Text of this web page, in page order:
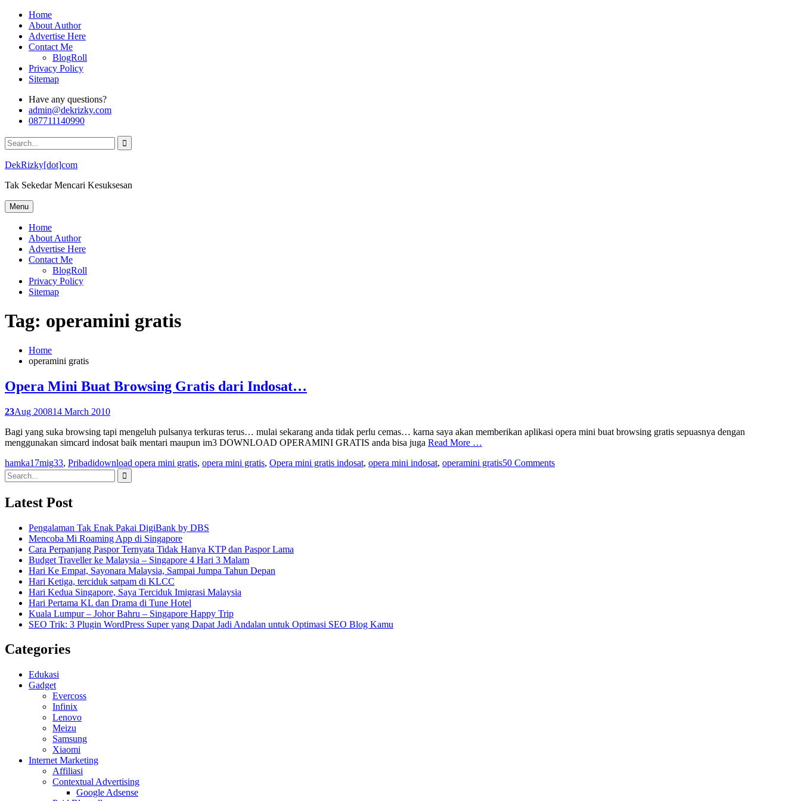
Skip
content
Home
About Author
Advertise Here
Contact Me
BlogRoll
Privacy Policy
Sitemap
Have any questions?
admin@dekrizky.com
087711140990
Search
for:
DekRizky[dot]com
Tak Sekedar Mencari Kesuksesan
Menu
Home
About Author
Advertise Here
Contact Me
BlogRoll
Privacy Policy
Sitemap
Tag: operamini gratis
Home
operamini gratis
Opera Mini Buat Browsing Gratis dari Indosat…
23Aug 200814 March 2010
Bagi yang suka browsing tapi mengeluh pulsanya terkuras terus… mulai sekarang anda tidak perlu cemas… karna saya akan memberikan aplikasi opera mini buat browsing gratis sepuasnya dengan
menggunakan simcard indosat baik mentari maupun im3 DOWNLOAD OPERAMINI GRATIS anda bisa juga Read More …
hamka17mig33, Pribadidownload opera mini gratis, opera mini gratis, Opera mini gratis indosat, opera mini indosat, operamini gratis50 Comments
Search
for:
Latest Post
Pengalaman Tak Enak Pakai DigiBank by DBS
Mencoba Mi Roaming App di Singapore
Cara Perpanjang Paspor Ternyata Tidak Hanya KTP dan Paspor Lama
Budget Traveller ke Malaysia – Singapore 4 Hari 3 Malam
Hari Ke Empat, Sayonara Malaysia, Sampai Jumpa Tahun Depan
Hari Ketiga, terciduk satpam di KLCC
Hari Kedua Singapore, Saya Terciduk Imigrasi Malaysia
Hari Pertama KL dan Drama di Tune Hotel
Kuala Lumpur – Johor Bahru – Singapore Happy Trip
SEO Trik: 3 Plugin WordPress Super yang Dapat Jadi Andalan untuk Optimasi SEO Blog Kamu
Categories
Edukasi
Gadget
Evercoss
Infinix
Lenovo
Meizu
Samsung
Xiaomi
Internet Marketing
Affiliasi
Contextual Advertising
Google Adsense